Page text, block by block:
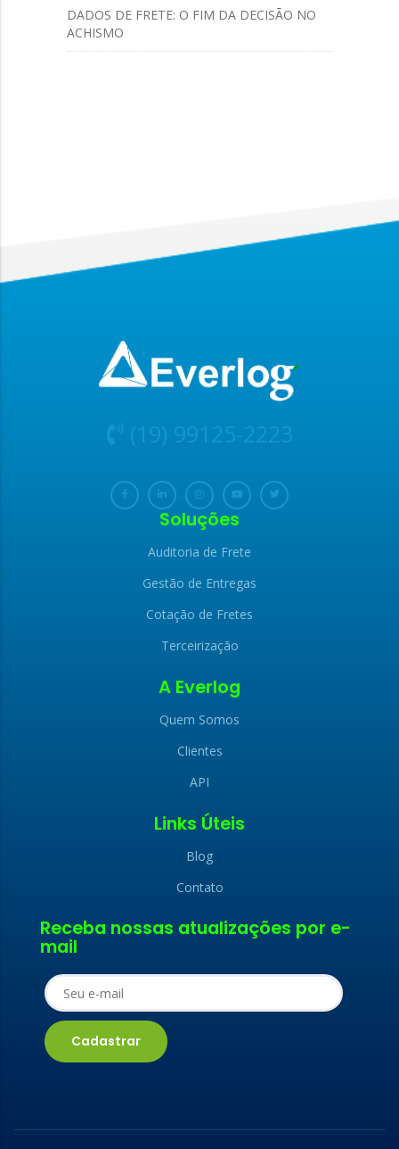
DADOS DE FRETE: O FIM DA DECISÃO NO
ACHISMO
(19) 99125-2223
Soluções
Auditoria de Frete
Gestão de Entregas
Cotação de Fretes
Terceirização
A Everlog
Quem Somos
Clientes
API
Links Úteis
Blog
Contato
Receba nossas atualizações por e-
mail
FALE CONOSCO
Nome (obrigatório)
x
LIGAMOS PARA
VOCÊ
Nome (obrigatório)
E-mail (obrigatório)